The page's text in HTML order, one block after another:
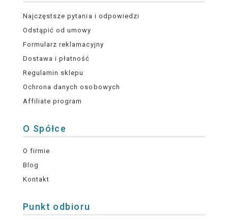
Najczęstsze pytania i odpowiedzi
Odstąpić od umowy
Formularz reklamacyjny
Dostawa i płatność
Regulamin sklepu
Ochrona danych osobowych
Affiliate program
O Spółce
O firmie
Blog
Kontakt
Punkt odbioru